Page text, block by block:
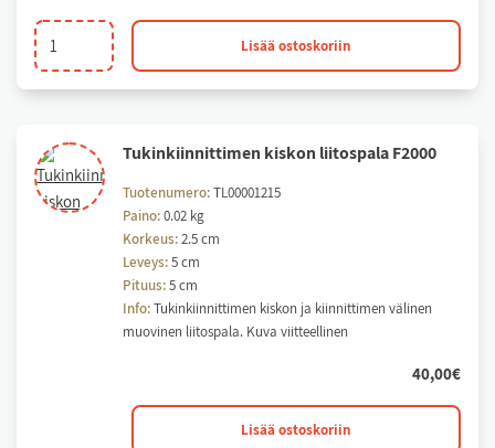
Tukinkiinnitin
irrotettava
Lisää ostoskoriin
Tu­kin­kiin­nit­ti­men kis­kon lii­tos­pa­la F2000
Tuotenumero:TL00001215
Paino:0.02 kg
Korkeus:2.5 cm
Leveys:5 cm
Pituus:5 cm
Info:Tukinkiinnittimen kiskon ja kiinnittimen välinen
muovinen liitospala. Kuva viitteellinen
40,00€
Tukinkiinnittimen
Lisää ostoskoriin